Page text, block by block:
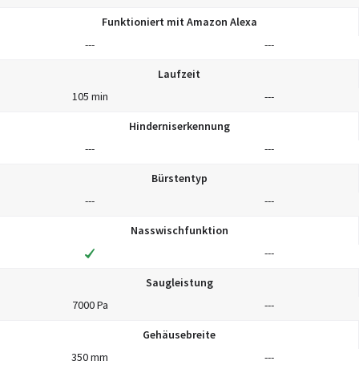
Funktioniert mit Amazon Alexa
---
---
Laufzeit
105 min
---
Hinderniserkennung
---
---
Bürstentyp
---
---
Nasswischfunktion
---
Saugleistung
7000 Pa
---
Gehäusebreite
350 mm
---